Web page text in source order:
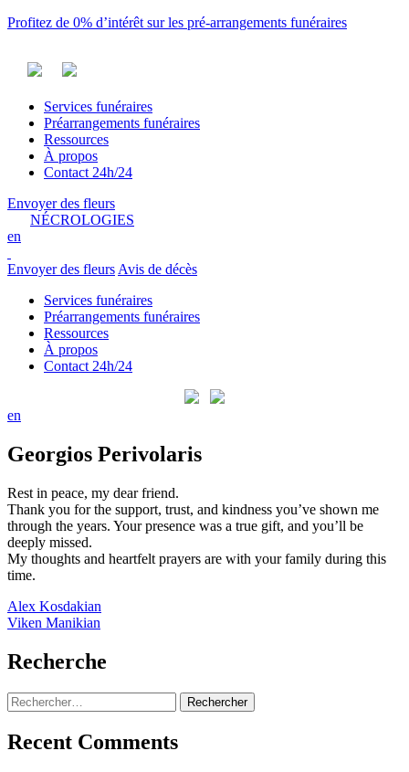
Profitez de 0% d’intérêt sur les pré-arrangements funéraires
Services funéraires
Préarrangements funéraires
Ressources
À propos
Contact 24h/24
Envoyer des fleurs
NÉCROLOGIES
en
Envoyer des fleurs Avis de décès
Services funéraires
Préarrangements funéraires
Ressources
À propos
Contact 24h/24
en
Georgios Perivolaris
Rest in peace, my dear friend.
Thank you for the support, trust, and kindness you’ve shown me
through the years. Your presence was a true gift, and you’ll be
deeply missed.
My thoughts and heartfelt prayers are with your family during this
time.
Navigation
de
l’article
Alex Kosdakian
Viken Manikian
Recherche
Rechercher :
Recent Comments